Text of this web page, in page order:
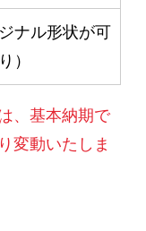
ナル形状が可
）
、基本納期で
変動いたしま